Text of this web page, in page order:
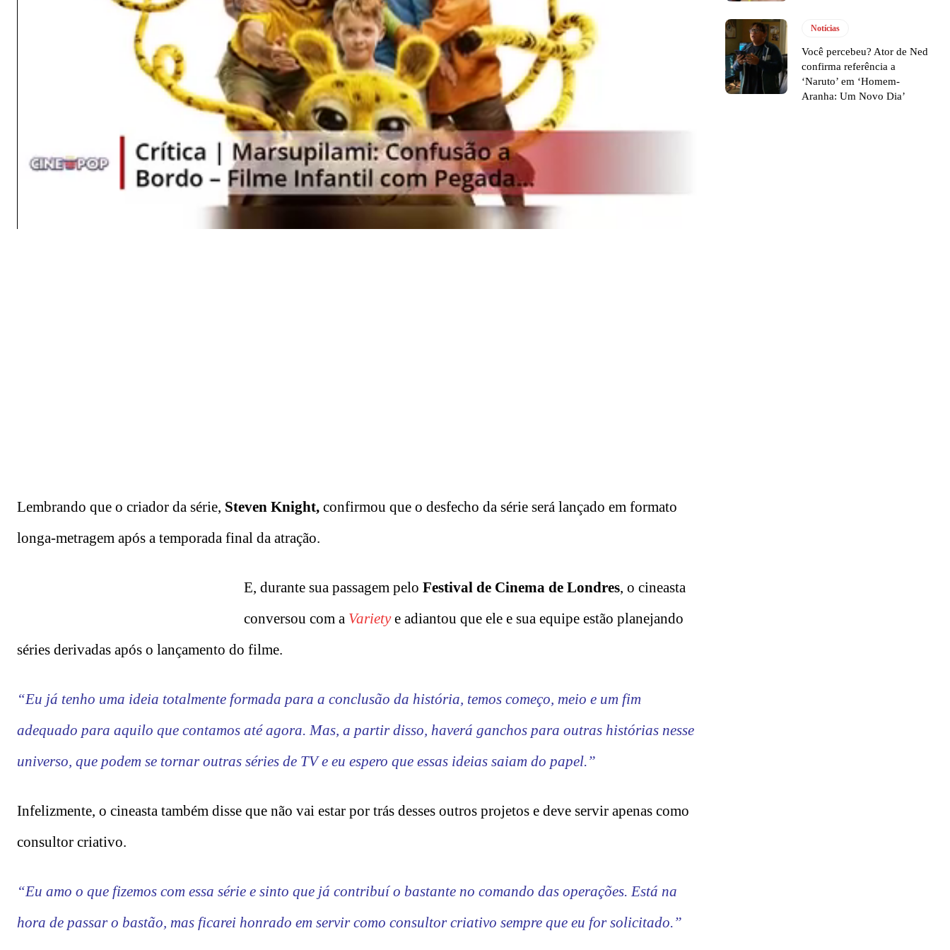
Lembrando que o criador da série, Steven Knight, confirmou que o desfecho da série será lançado em formato
longa-metragem após a temporada final da atração.
E, durante sua passagem pelo Festival de Cinema de Londres, o cineasta
conversou com a Varietye adiantou que ele e sua equipe estão planejando
séries derivadas após o lançamento do filme.
“Eu já tenho uma ideia totalmente formada para a conclusão da história, temos começo, meio e um fim
adequado para aquilo que contamos até agora. Mas, a partir disso, haverá ganchos para outras histórias nesse
universo, que podem se tornar outras séries de TV e eu espero que essas ideias saiam do papel.”
Infelizmente, o cineasta também disse que não vai estar por trás desses outros projetos e deve servir apenas como
consultor criativo.
“Eu amo o que fizemos com essa série e sinto que já contribuí o bastante no comando das operações. Está na
hora de passar o bastão, mas ficarei honrado em servir como consultor criativo sempre que eu for solicitado.”
Notícias
Você percebeu? Ator de Ned
confirma referência a
‘Naruto’ em ‘Homem-
Aranha: Um Novo Dia’